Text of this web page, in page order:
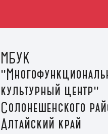
МБУК
культурный центр"
Солонешенского
Алтайский край